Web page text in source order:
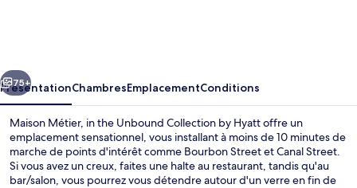
Unbound
Collection
by
Hyatt
Suivant
75+
PrésentationChambresEmplacementConditions
Maison Métier, in the Unbound Collection by Hyatt offre un
emplacement sensationnel, vous installant à moins de 10 minutes de
marche de points d'intérêt comme Bourbon Street et Canal Street.
Si vous avez un creux, faites une halte au restaurant, tandis qu'au
bar/salon, vous pourrez vous détendre autour d'un verre en fin de